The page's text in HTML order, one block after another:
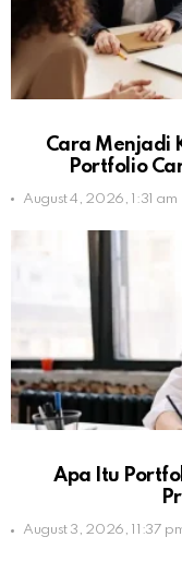
Cara Menjadi
Portfolio
August 4, 2026, 1:31 am
Apa Itu
August 3, 2026, 11:37